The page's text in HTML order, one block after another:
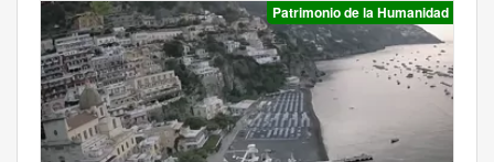
Patrimonio de la Humanidad